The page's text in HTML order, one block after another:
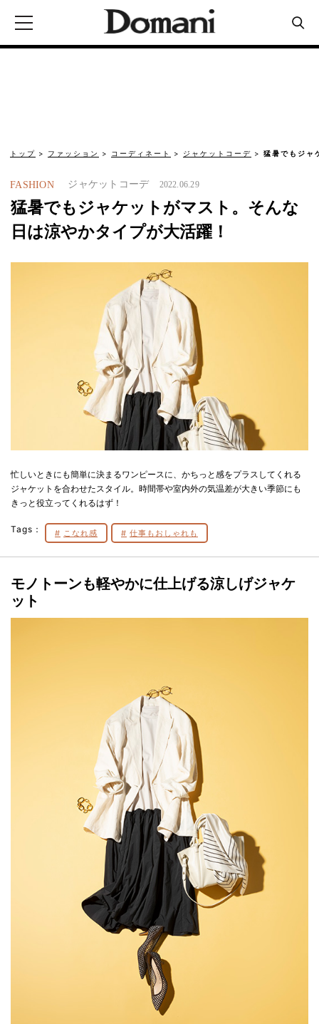
トップ ファッション コーディネート ジャケットコーデ 猛暑でもジャ
FASHION ジャケットコーデ 2022.06.29
猛暑でもジャケットがマスト。そんな
日は涼やかタイプが大活躍！
忙しいときにも簡単に決まるワンピースに、かちっと感をプラスしてくれる
ジャケットを合わせたスタイル。時間帯や室内外の気温差が大きい季節にも
きっと役立ってくれるはず！
Tags： こなれ感 仕事もおしゃれも
モノトーンも軽やかに仕上げる涼しげジャケ
ット